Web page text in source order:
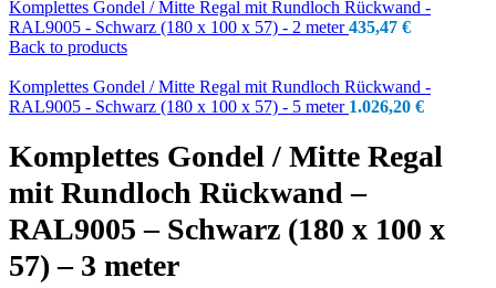
Komplettes Gondel / Mitte Regal mit Rundloch Rückwand -
RAL9005 - Schwarz (180 x 100 x 57) - 2 meter435,47 €
Back to products
Komplettes Gondel / Mitte Regal mit Rundloch Rückwand -
RAL9005 - Schwarz (180 x 100 x 57) - 5 meter 1.026,20 €
Komplettes Gondel / Mitte Regal
mit Rundloch Rückwand –
RAL9005 – Schwarz (180 x 100 x
57) – 3 meter